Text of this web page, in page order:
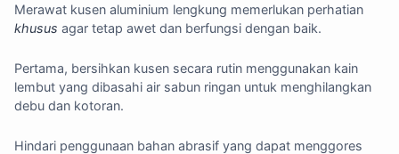
Merawat kusen aluminium lengkung memerlukan perhatian
khusus agar tetap awet dan berfungsi dengan baik.
Pertama, bersihkan kusen secara rutin menggunakan kain
lembut yang dibasahi air sabun ringan untuk menghilangkan
debu dan kotoran.
Hindari penggunaan bahan abrasif yang dapat menggores